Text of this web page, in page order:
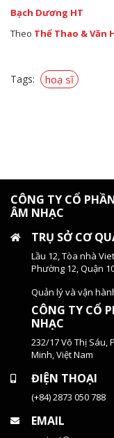
Bạch Dương HT
Theo Thể Thao & Văn
Tags: hoạ sĩ
CÔNG TY CỔ
ÂM NHẠC
TRỤ SỞ CƠ
Lầu 12, Tòa nhà
Phường 12, Quận
Quản lý và vận
CÔNG TY CỔ
NHẠC
232/17 Võ Thị Sáu,
Minh, Việt Nam
ĐIỆN THOẠI
(+84) 2873 050 788
EMAIL